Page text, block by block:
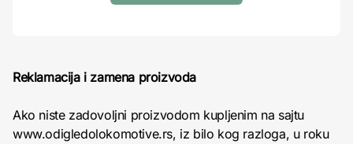
Reklamacija i zamena proizvoda
Ako niste zadovoljni proizvodom kupljenim na sajtu
www.odigledolokomotive.rs, iz bilo kog razloga, u roku